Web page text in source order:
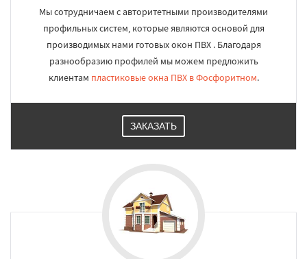
Мы сотрудничаем с авторитетными производителями
профильных систем, которые являются основой для
производимых нами готовых окон ПВХ . Благодаря
разнообразию профилей мы можем предложить
клиентам пластиковые окна ПВХ в Фосфоритном.
ЗАКАЗАТЬ